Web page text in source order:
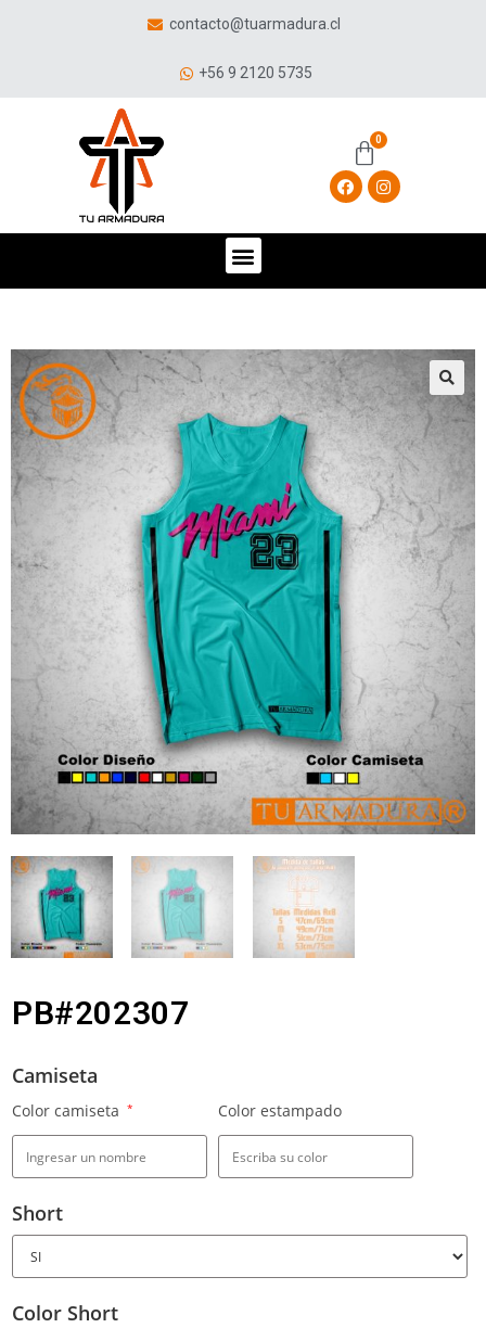
contacto@tuarmadura.cl
+56 9 2120 5735
🔍
PB#202307
Camiseta
Color camiseta * Color estampado
Short
Color Short